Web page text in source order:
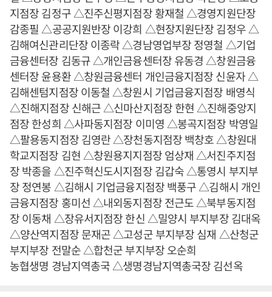
지점장 김정구 △진주신평지점장 황재철 △경영지원단장
감종필 △공공지원반장 이강희 △현장지원단장 김정우 △
김해여신관리단장 이종락 △경남영업부장 정영철 △기업
금융센터장 김동규 △개인금융센터장 유동경 △창원금융
센터장 윤용환 △창원금융센터 개인금융지점장 신윤자 △
김해센텀지점장 이동철 △창원시 기업금융지점장 배영식
△진해지점장 신해근 △신마산지점장 한현 △진해중앙지
점장 한성희 △사파동지점장 이미영 △봉곡지점장 박영일
△팔용동지점장 김영란 △장천동지점장 백창호 △창원대
학교지점장 김현 △창원용지지점장 엄상재 △서진주지점
장 박종을 △진주혁신도시지점장 김갑숙 △통영시 부지부
장 정연봉 △김해시 기업금융지점장 백풍구 △김해시 개인
금융지점장 홍미선 △내외동지점장 전근도 △북부동지점
장 이동채 △장유서지점장 한신 △밀양시 부지부장 김대옥
△양산역지점장 문재곤 △고성군 부지부장 심재 △산청군
부지부장 전말순 △합천군 부지부장 오순희
농협생명 경남지역총국 △생명경남지역총국장 김선옥